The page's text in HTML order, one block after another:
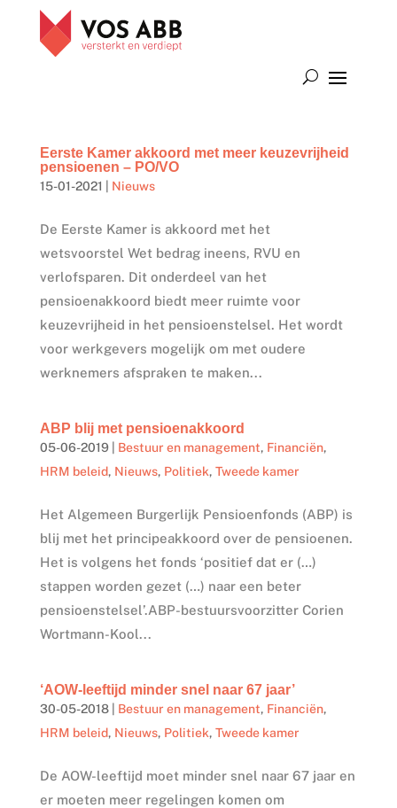
Eerste Kamer akkoord met meer keuzevrijheid
pensioenen – PO/VO
15-01-2021 Nieuws
De Eerste Kamer is akkoord met het
wetsvoorstel Wet bedrag ineens, RVU en
verlofsparen. Dit onderdeel van het
pensioenakkoord biedt meer ruimte voor
keuzevrijheid in het pensioenstelsel. Het wordt
voor werkgevers mogelijk om met oudere
werknemers afspraken te maken...
ABP blij met pensioenakkoord
05-06-2019| Bestuur en management, Financiën,
HRM beleid, Nieuws, Politiek, Tweede kamer
Het Algemeen Burgerlijk Pensioenfonds (ABP) is
blij met het principeakkoord over de pensioenen.
Het is volgens het fonds ‘positief dat er (…)
stappen worden gezet (…) naar een beter
pensioenstelsel’.ABP-bestuursvoorzitter Corien
Wortmann-Kool...
‘AOW-leeftijd minder snel naar 67 jaar’
30-05-2018| Bestuur en management, Financiën,
HRM beleid, Nieuws, Politiek, Tweede kamer
De AOW-leeftijd moet minder snel naar 67 jaar en
er moeten meer regelingen komen om